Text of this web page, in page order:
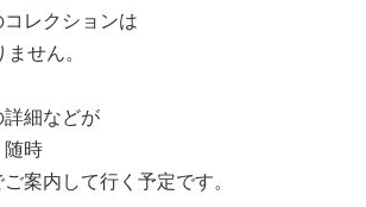
レクションは
せん。
細などが
随時
案内して行く予定です。